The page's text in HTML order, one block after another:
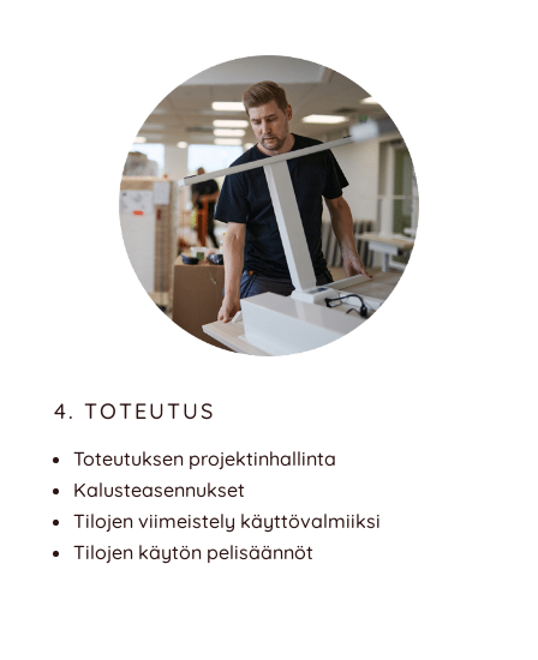
4. TOTEUTUS
Toteutuksen projektinhallinta
Kalusteasennukset
Tilojen viimeistely käyttövalmiiksi
Tilojen käytön pelisäännöt